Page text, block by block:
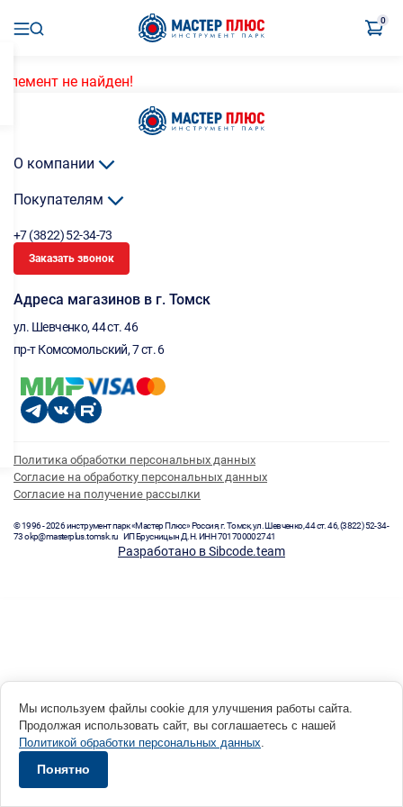
0
Элемент не найден!
О компании
Покупателям
+7 (3822) 52-34-73
Заказать звонок
Адреса магазинов в г. Томск
ул. Шевченко, 44 ст. 46
пр-т Комсомольский, 7 ст. 6
Политика обработки персональных данных
Согласие на обработку персональных данных
Согласие на получение рассылки
© 1996 - 2026 инструмент парк «Мастер Плюс» Россия, г. Томск, ул. Шевченко, 44 ст. 46, (3822) 52-34-
73 okp@masterplus.tomsk.ru ИП Брусницын Д.Н. ИНН 701700002741
Разработано в Sibcode.team
Мы используем файлы cookie для улучшения работы сайта.
Продолжая использовать сайт, вы соглашаетесь с нашей
Политикой обработки персональных данных.
Понятно